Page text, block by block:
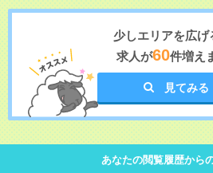
少しエリアを広げ
求人が60件増え
見てみる
あなたの閲覧履歴から